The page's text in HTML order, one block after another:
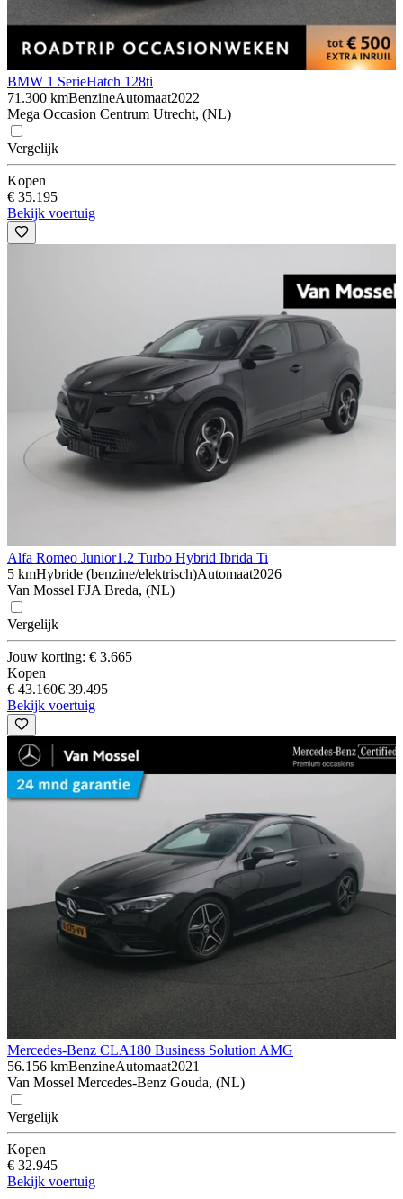
BMW 1 SerieHatch 128ti
71.300 kmBenzineAutomaat2022
Mega Occasion Centrum Utrecht, (NL)
Vergelijk
Kopen
€ 35.195
Bekijk voertuig
Alfa Romeo Junior1.2 Turbo Hybrid Ibrida Ti
5 kmHybride (benzine/elektrisch)Automaat2026
Van Mossel FJA Breda, (NL)
Vergelijk
Jouw korting: € 3.665
Kopen
€ 43.160€ 39.495
Bekijk voertuig
Mercedes-Benz CLA180 Business Solution AMG
56.156 kmBenzineAutomaat2021
Van Mossel Mercedes-Benz Gouda, (NL)
Vergelijk
Kopen
€ 32.945
Bekijk voertuig